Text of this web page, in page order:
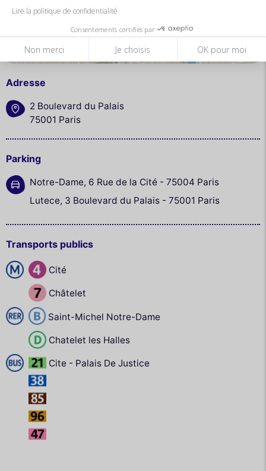
Lire la politique de confidentialité
Consentements certifiés par
Non merci Je choisis OK pour moi
Agrandir la carte
Adresse
2 Boulevard du Palais
75001 Paris
Parking
Notre-Dame, 6 Rue de la Cité - 75004 Paris
Lutece, 3 Boulevard du Palais - 75001 Paris
Transports publics
Cité
Châtelet
Saint-Michel Notre-Dame
Chatelet les Halles
Cite - Palais De Justice